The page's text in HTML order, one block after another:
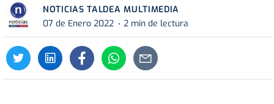
NOTICIAS TALDEA MULTIMEDIA
07 de Enero 2022
2 min de lectura